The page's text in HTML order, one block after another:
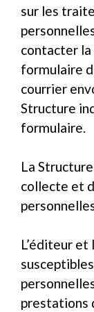
sur les
contacter la
formulaire
courrier
Structure
formulaire.
La
collecte et
L’éditeur et
prestations